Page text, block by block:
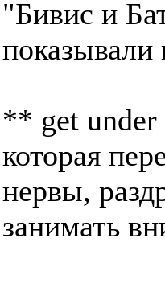
"Бивис и
показывали
** get under
которая
нервы,
занимать